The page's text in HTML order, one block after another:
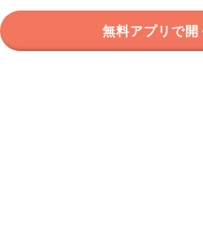
無料アプリで開